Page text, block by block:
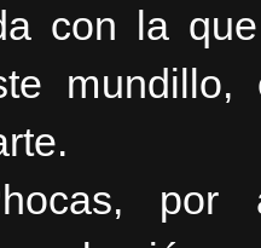
con la
mundillo,
por